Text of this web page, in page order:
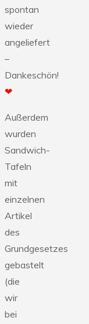
spontan
wieder
angeliefert
–
Dankeschön!
❤
Außerdem
wurden
Sandwich-
Tafeln
mit
einzelnen
Artikel
des
Grundgesetzes
gebastelt
(die
wir
bei